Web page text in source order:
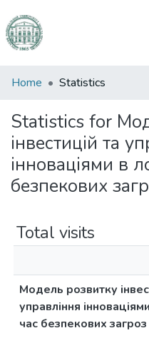
Communities
Collections
All of DSpace
Home Statistics
Statistics for
інвестицій та
інноваціями в
безпекових
Total visits
Модель розвитку
управління
час безпекових загроз